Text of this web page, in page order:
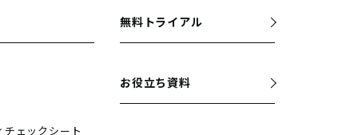
チェックシート
無料トライアル
お役立ち資料